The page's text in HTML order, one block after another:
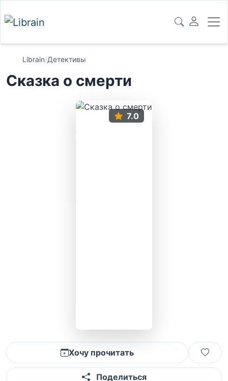
Librain/Детективы
Сказка о смерти
7.0
Хочу прочитать
Поделиться